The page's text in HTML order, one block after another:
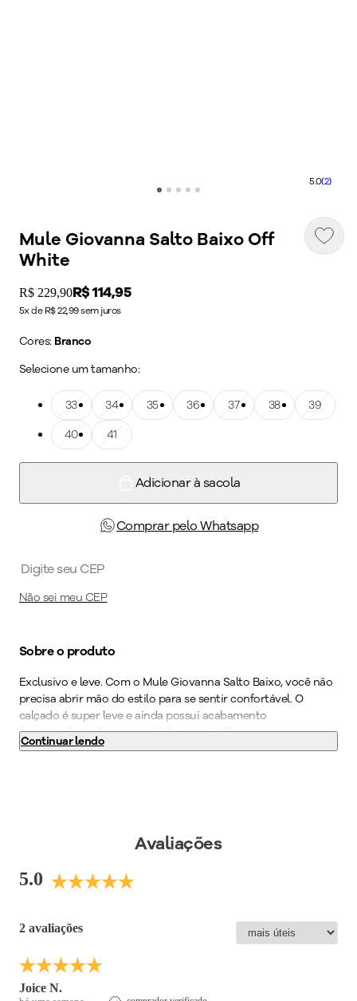
5.0(2)
Mule Giovanna Salto Baixo Off
White
Original price:
R$ 229,90Price:
R$ 114,95
5x de R$ 22,99 sem juros
Cores: Branco
Selecione um tamanho:
Tamanho: 33
33Tamanho: 34
34Tamanho: 35
35Tamanho: 36
36Tamanho: 37
37Tamanho: 38
38Tamanho: 39
39
Tamanho: 40
40Tamanho: 41
41
Adicionar à sacola
Comprar pelo Whatsapp
Não sei meu CEP
Sobre o produto
Exclusivo e leve. Com o Mule Giovanna Salto Baixo, você não
precisa abrir mão do estilo para se sentir confortável. O
calçado é super leve e ainda possui acabamento
superconforto, forro superfofinho, palmilha super-
estabilidade e solado superaderente tornando-o
Medida do Salto (cm):3 cm
Peso do Produto
Continuar lendo
Avaliações
5.0
2 avaliações
Joice N.